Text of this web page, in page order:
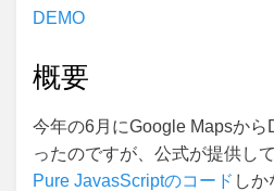
DEMO
概要
今年の6月にGoogle Mapsか
ったのですが、公式が提供し
Pure JavasScriptのコード し